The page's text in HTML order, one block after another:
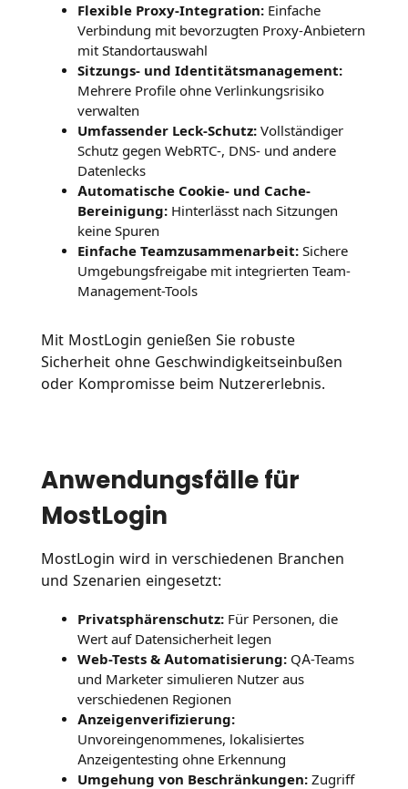
Flexible Proxy-Integration: Einfache
Verbindung mit bevorzugten Proxy-Anbietern
mit Standortauswahl
Sitzungs- und Identitätsmanagement:
Mehrere Profile ohne Verlinkungsrisiko
verwalten
Umfassender Leck-Schutz: Vollständiger
Schutz gegen WebRTC-, DNS- und andere
Datenlecks
Automatische Cookie- und Cache-
Bereinigung: Hinterlässt nach Sitzungen
keine Spuren
Einfache Teamzusammenarbeit: Sichere
Umgebungsfreigabe mit integrierten Team-
Management-Tools
Mit MostLogin genießen Sie robuste
Sicherheit ohne Geschwindigkeitseinbußen
oder Kompromisse beim Nutzererlebnis.
Anwendungsfälle für
MostLogin
MostLogin wird in verschiedenen Branchen
und Szenarien eingesetzt:
Privatsphärenschutz: Für Personen, die
Wert auf Datensicherheit legen
Web-Tests & Automatisierung: QA-Teams
und Marketer simulieren Nutzer aus
verschiedenen Regionen
Anzeigenverifizierung:
Unvoreingenommenes, lokalisiertes
Anzeigentesting ohne Erkennung
Umgehung von Beschränkungen: Zugriff